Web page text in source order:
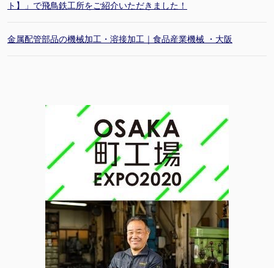
ト】」で飛鳥鉄工所をご紹介いただきました！
金属配管部品の機械加工・溶接加工｜食品産業機械 ・大阪